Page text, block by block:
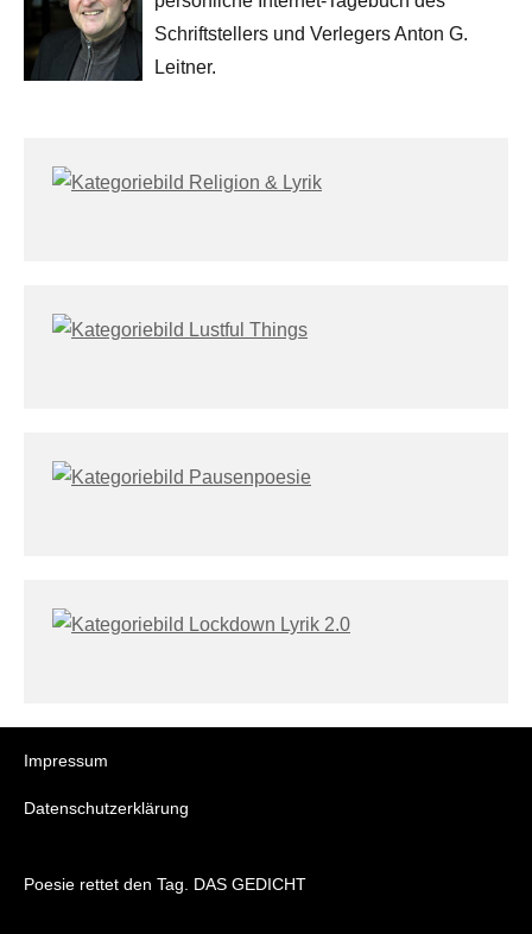
Schriftstellers und Verlegers Anton G.
Leitner.
Impressum
Datenschutzerklärung
Poesie rettet den Tag. DAS GEDICHT